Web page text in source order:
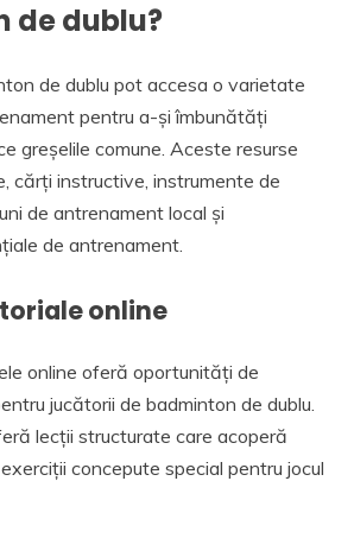
de dublu?
de dublu pot accesa o varietate
pentru a-și îmbunătăți
greșelile comune. Aceste resurse
cărți instructive, instrumente de
de antrenament local și
de antrenament.
online
online oferă oportunități de
jucătorii de badminton de dublu.
lecții structurate care acoperă
concepute special pentru jocul